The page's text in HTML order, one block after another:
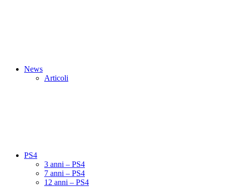
News
Articoli
PS4
3 anni – PS4
7 anni – PS4
12 anni – PS4